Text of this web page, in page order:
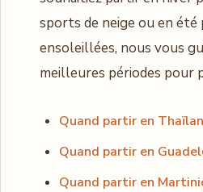
sports de neige ou en été
ensoleillées, nous vous
meilleures périodes pour
Quand partir en
Quand partir en
Quand partir en